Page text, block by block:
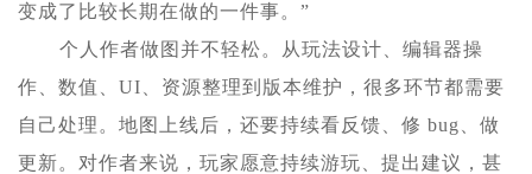
变成了比较长期在做的一件事。”
个人作者做图并不轻松。从玩法设计、编辑器操
作、数值、UI、资源整理到版本维护，很多环节都需要
自己处理。地图上线后，还要持续看反馈、修 bug、做
更新。对作者来说，玩家愿意持续游玩、提出建议，甚